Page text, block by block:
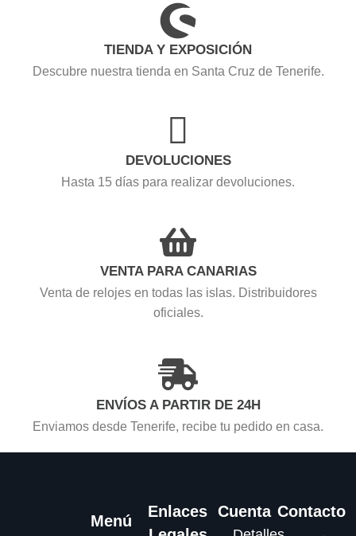
TIENDA Y EXPOSICIÓN
Descubre nuestra tienda en Santa Cruz de Tenerife.
DEVOLUCIONES
Hasta 15 días para realizar devoluciones.
VENTA PARA CANARIAS
Venta de relojes en todas las islas. Distribuidores
oficiales.
ENVÍOS A PARTIR DE 24H
Enviamos desde Tenerife, recibe tu pedido en casa.
Menú
Enlaces Cuenta Contacto